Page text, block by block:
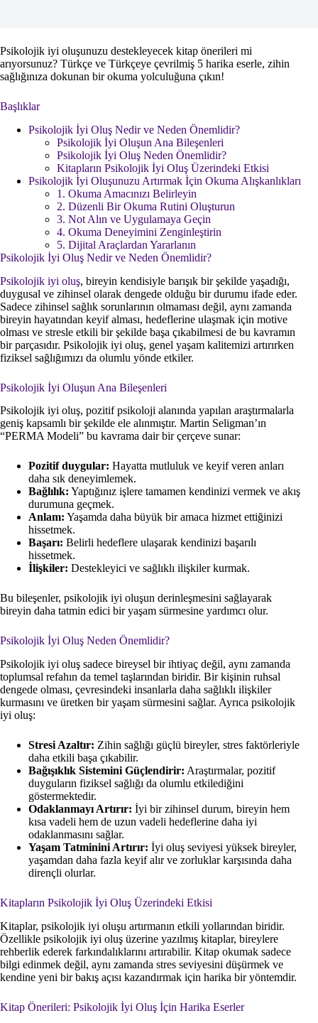
Psikolojik iyi oluşunuzu destekleyecek kitap önerileri mi
arıyorsunuz? Türkçe ve Türkçeye çevrilmiş 5 harika eserle, zihin
sağlığınıza dokunan bir okuma yolculuğuna çıkın!
Başlıklar
Psikolojik İyi Oluş Nedir ve Neden Önemlidir?
Psikolojik İyi Oluşun Ana Bileşenleri
Psikolojik İyi Oluş Neden Önemlidir?
Kitapların Psikolojik İyi Oluş Üzerindeki Etkisi
Psikolojik İyi Oluşunuzu Artırmak İçin Okuma Alışkanlıkları
1. Okuma Amacınızı Belirleyin
2. Düzenli Bir Okuma Rutini Oluşturun
3. Not Alın ve Uygulamaya Geçin
4. Okuma Deneyimini Zenginleştirin
5. Dijital Araçlardan Yararlanın
Psikolojik İyi Oluş Nedir ve Neden Önemlidir?
Psikolojik iyi oluş, bireyin kendisiyle barışık bir şekilde yaşadığı,
duygusal ve zihinsel olarak dengede olduğu bir durumu ifade eder.
Sadece zihinsel sağlık sorunlarının olmaması değil, aynı zamanda
bireyin hayatından keyif alması, hedeflerine ulaşmak için motive
olması ve stresle etkili bir şekilde başa çıkabilmesi de bu kavramın
bir parçasıdır. Psikolojik iyi oluş, genel yaşam kalitemizi artırırken
fiziksel sağlığımızı da olumlu yönde etkiler.
Psikolojik İyi Oluşun Ana Bileşenleri
Psikolojik iyi oluş, pozitif psikoloji alanında yapılan araştırmalarla
geniş kapsamlı bir şekilde ele alınmıştır. Martin Seligman’ın
“PERMA Modeli” bu kavrama dair bir çerçeve sunar:
Pozitif duygular: Hayatta mutluluk ve keyif veren anları
daha sık deneyimlemek.
Bağlılık: Yaptığınız işlere tamamen kendinizi vermek ve akış
durumuna geçmek.
Anlam: Yaşamda daha büyük bir amaca hizmet ettiğinizi
hissetmek.
Başarı: Belirli hedeflere ulaşarak kendinizi başarılı
hissetmek.
İlişkiler: Destekleyici ve sağlıklı ilişkiler kurmak.
Bu bileşenler, psikolojik iyi oluşun derinleşmesini sağlayarak
bireyin daha tatmin edici bir yaşam sürmesine yardımcı olur.
Psikolojik İyi Oluş Neden Önemlidir?
Psikolojik iyi oluş sadece bireysel bir ihtiyaç değil, aynı zamanda
toplumsal refahın da temel taşlarından biridir. Bir kişinin ruhsal
dengede olması, çevresindeki insanlarla daha sağlıklı ilişkiler
kurmasını ve üretken bir yaşam sürmesini sağlar. Ayrıca psikolojik
iyi oluş:
Stresi Azaltır: Zihin sağlığı güçlü bireyler, stres faktörleriyle
daha etkili başa çıkabilir.
Bağışıklık Sistemini Güçlendirir: Araştırmalar, pozitif
duyguların fiziksel sağlığı da olumlu etkilediğini
göstermektedir.
Odaklanmayı Artırır: İyi bir zihinsel durum, bireyin hem
kısa vadeli hem de uzun vadeli hedeflerine daha iyi
odaklanmasını sağlar.
Yaşam Tatminini Artırır: İyi oluş seviyesi yüksek bireyler,
yaşamdan daha fazla keyif alır ve zorluklar karşısında daha
dirençli olurlar.
Kitapların Psikolojik İyi Oluş Üzerindeki Etkisi
Kitaplar, psikolojik iyi oluşu artırmanın etkili yollarından biridir.
Özellikle psikolojik iyi oluş üzerine yazılmış kitaplar, bireylere
rehberlik ederek farkındalıklarını artırabilir. Kitap okumak sadece
bilgi edinmek değil, aynı zamanda stres seviyesini düşürmek ve
kendine yeni bir bakış açısı kazandırmak için harika bir yöntemdir.
Kitap Önerileri: Psikolojik İyi Oluş İçin Harika Eserler